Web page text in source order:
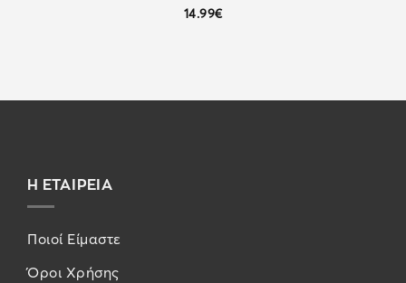
14.99€
Η ΕΤΑΙΡΕΙΑ
Ποιοί Είμαστε
Όροι Χρήσης